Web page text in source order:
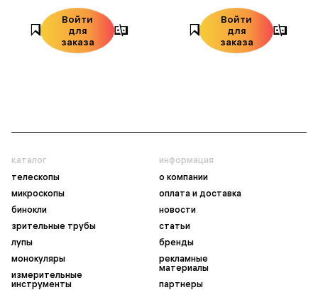
Войти
для
заказа
Войти
для
заказа
каталог
телескопы
микроскопы
бинокли
зрительные трубы
лупы
монокуляры
измерительные
инструменты
информация
о компании
оплата и доставка
новости
статьи
бренды
рекламные
материалы
партнеры